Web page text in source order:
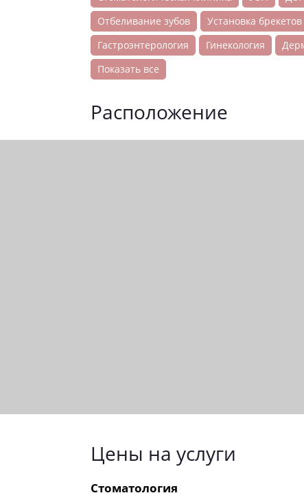
Отбеливание зубов Установка брекетов
Гастроэнтерология Гинекология
Показать все
Расположение
Цены на услуги
Стоматология